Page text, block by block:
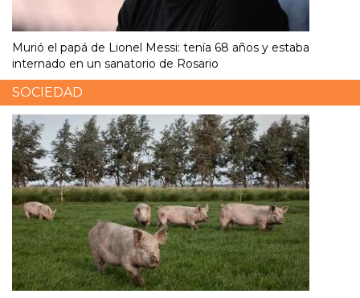
Murió el papá de Lionel Messi: tenía 68 años y estaba
internado en un sanatorio de Rosario
SOCIEDAD